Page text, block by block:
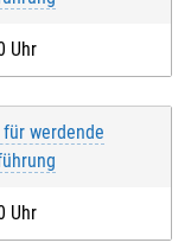
Uhr
werdende
Uhr